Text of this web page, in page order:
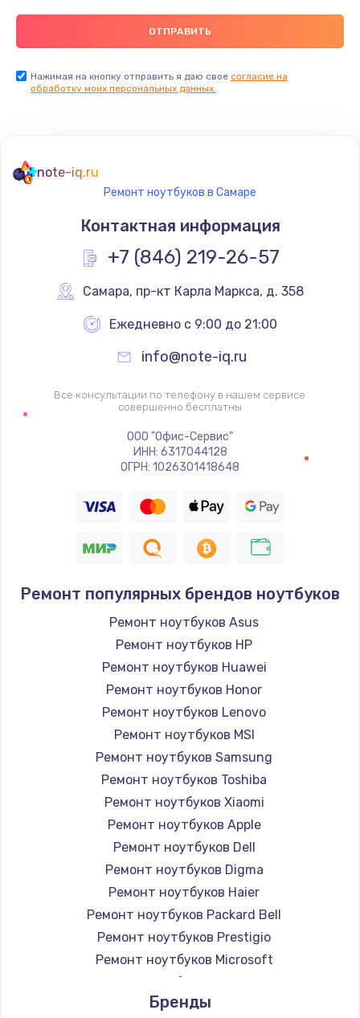
Нажимая на кнопку отправить я даю свое согласие на
обработку моих персональных данных.
note-iq.ru
Ремонт ноутбуков в Самаре
Контактная информация
+7 (846) 219-26-57
Самара, пр-кт Карла Маркса, д. 358
Ежедневно с 9:00 до 21:00
info@note-iq.ru
Все консультации по телефону в нашем сервисе
совершенно бесплатны
ООО "Офис-Сервис"
ИНН: 6317044128
ОГРН: 1026301418648
Ремонт популярных брендов ноутбуков
Ремонт ноутбуков Asus
Ремонт ноутбуков HP
Ремонт ноутбуков Huawei
Ремонт ноутбуков Honor
Ремонт ноутбуков Lenovo
Ремонт ноутбуков MSI
Ремонт ноутбуков Samsung
Ремонт ноутбуков Toshiba
Ремонт ноутбуков Xiaomi
Ремонт ноутбуков Apple
Ремонт ноутбуков Dell
Ремонт ноутбуков Digma
Ремонт ноутбуков Haier
Ремонт ноутбуков Packard Bell
Ремонт ноутбуков Prestigio
Ремонт ноутбуков Microsoft
Ремонт ноутбуков Alienware
Ремонт ноутбуков Aquarius
Бренды